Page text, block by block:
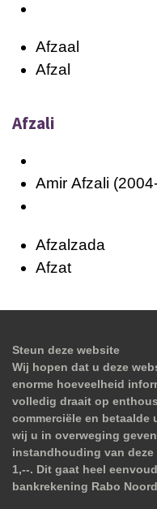
Afzaal
Afzal
Afzali
Amir Afzali
Afzalzada
Afzat
Steun deze website
Wij hopen dat u deze
enorme hoeveelheid
volledig draait op
commerciële en betaalde
wij u in overweging
instandhouding van
1,--. Dit gaat heel
bankrekening Rabo